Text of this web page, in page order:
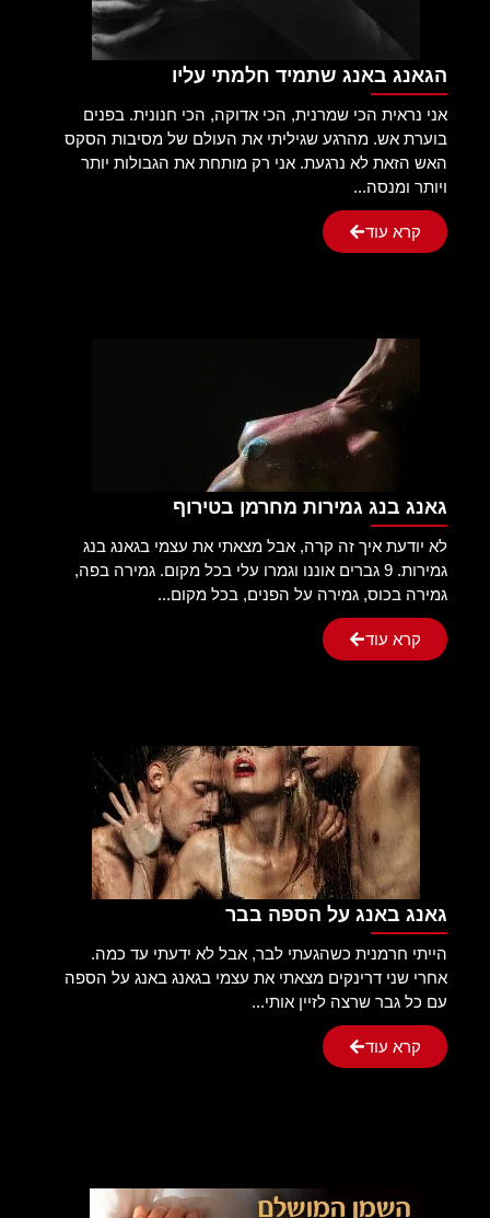
הגאנג באנג שתמיד חלמתי עליו
אני נראית הכי שמרנית, הכי אדוקה, הכי חנונית. בפנים
בוערת אש. מהרגע שגיליתי את העולם של מסיבות הסקס
האש הזאת לא נרגעת. אני רק מותחת את הגבולות יותר
ויותר ומנסה...
קרא עוד
גאנג בנג גמירות מחרמן בטירוף
לא יודעת איך זה קרה, אבל מצאתי את עצמי בגאנג בנג
גמירות. 9 גברים אוננו וגמרו עלי בכל מקום. גמירה בפה,
גמירה בכוס, גמירה על הפנים, בכל מקום...
קרא עוד
גאנג באנג על הספה בבר
הייתי חרמנית כשהגעתי לבר, אבל לא ידעתי עד כמה.
אחרי שני דרינקים מצאתי את עצמי בגאנג באנג על הספה
עם כל גבר שרצה לזיין אותי...
קרא עוד